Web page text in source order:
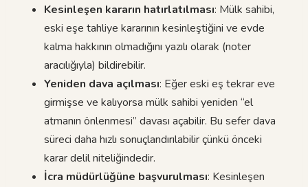
Kesinleşen kararın hatırlatılması: Mülk sahibi,
eski eşe tahliye kararının kesinleştiğini ve evde
kalma hakkının olmadığını yazılı olarak (noter
aracılığıyla) bildirebilir.
Yeniden dava açılması: Eğer eski eş tekrar eve
girmişse ve kalıyorsa mülk sahibi yeniden “el
atmanın önlenmesi” davası açabilir. Bu sefer dava
süreci daha hızlı sonuçlandırılabilir çünkü önceki
karar delil niteliğindedir.
İcra müdürlüğüne başvurulması: Kesinleşen